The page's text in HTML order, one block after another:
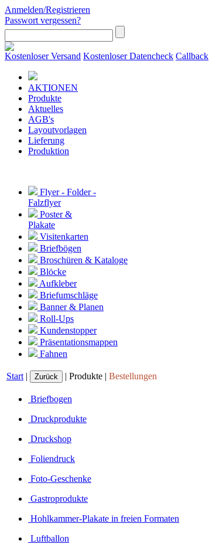
Anmelden/Registrieren
Passwort vergessen?
Kostenloser Versand Kostenloser Datencheck Callback
AKTIONEN
Produkte
Aktuelles
AGB's
Layoutvorlagen
Lieferung
Produktion
Flyer - Folder -
Falzflyer
Poster &
Plakate
Visitenkarten
Briefbögen
Broschüren & Kataloge
Blöcke
Aufkleber
Briefumschläge
Banner & Planen
Roll-Ups
Kundenstopper
Präsentationsmappen
Fahnen
Start | | Produkte | Bestellungen
Briefbogen
Druckprodukte
Druckshop
Foliendruck
Foto-Geschenke
Gastroprodukte
Hohlkammer-Plakate in freien Formaten
Luftballon